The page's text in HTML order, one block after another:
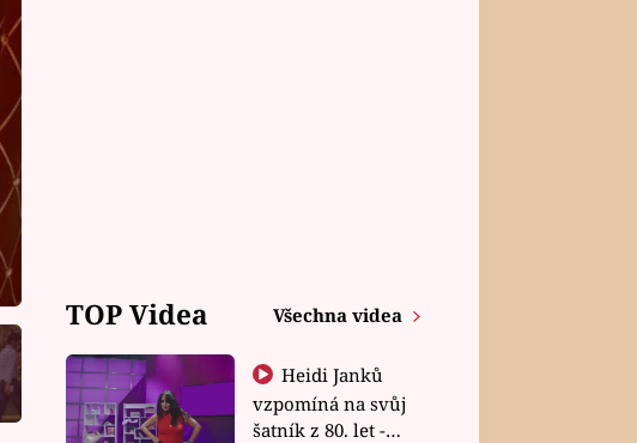
TOP Videa Všechna videa
Heidi Janků
vzpomíná na svůj
šatník z 80. let -